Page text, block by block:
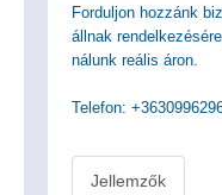
Forduljon hozzánk
állnak
nálunk reális áron.
Telefon:
Jellemzők